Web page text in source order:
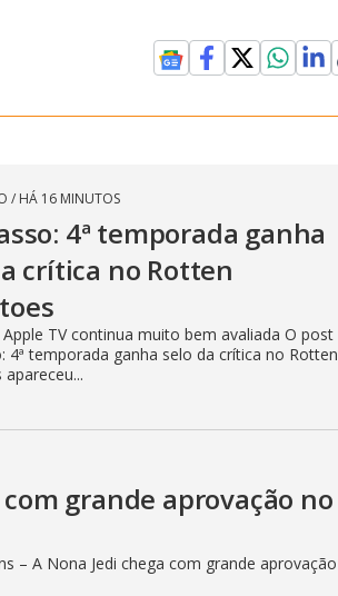
/ HÁ 16 MINUTOS
4ª temporada ganha
crítica no Rotten
TV continua muito bem avaliada O post
4ª temporada ganha selo da crítica no Rotten
grande aprovação no
– A Nona Jedi chega com grande aprovação